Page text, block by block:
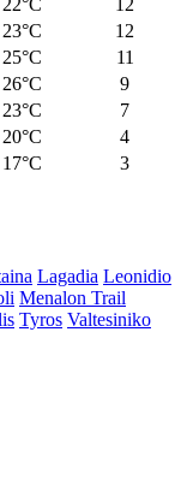
23°C
12
25°C
11
26°C
9
23°C
7
20°C
4
17°C 3
Lagadia Leonidio
Menalon Trail
Tyros Valtesiniko